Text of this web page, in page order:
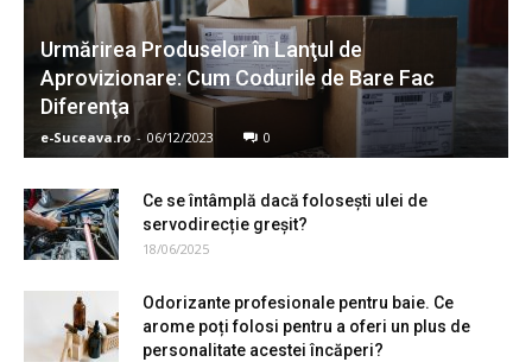
Urmărirea Produselor în Lanţul de
Aprovizionare: Cum Codurile de Bare Fac
Diferenţa
e-Suceava.ro - 06/12/2023 0
Ce se întâmplă dacă folosești ulei de
servodirecție greșit?
18/06/2025
Odorizante profesionale pentru baie. Ce
arome poți folosi pentru a oferi un plus de
personalitate acestei încăperi?